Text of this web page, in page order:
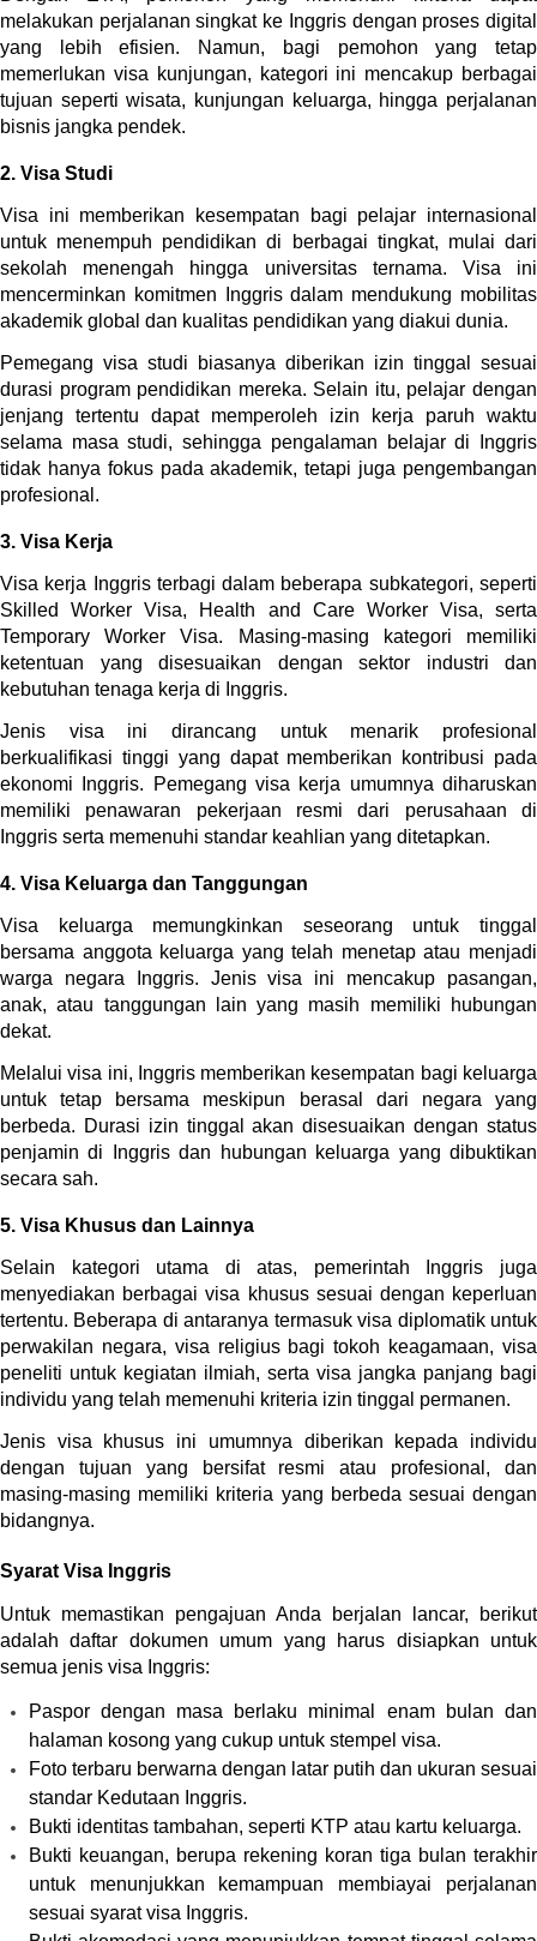
melakukan perjalanan singkat ke Inggris dengan proses digital
yang lebih efisien. Namun, bagi pemohon yang tetap
memerlukan visa kunjungan, kategori ini mencakup berbagai
tujuan seperti wisata, kunjungan keluarga, hingga perjalanan
bisnis jangka pendek.
2. Visa Studi
Visa ini memberikan kesempatan bagi pelajar internasional
untuk menempuh pendidikan di berbagai tingkat, mulai dari
sekolah menengah hingga universitas ternama. Visa ini
mencerminkan komitmen Inggris dalam mendukung mobilitas
akademik global dan kualitas pendidikan yang diakui dunia.
Pemegang visa studi biasanya diberikan izin tinggal sesuai
durasi program pendidikan mereka. Selain itu, pelajar dengan
jenjang tertentu dapat memperoleh izin kerja paruh waktu
selama masa studi, sehingga pengalaman belajar di Inggris
tidak hanya fokus pada akademik, tetapi juga pengembangan
profesional.
3. Visa Kerja
Visa kerja Inggris terbagi dalam beberapa subkategori, seperti
Skilled Worker Visa, Health and Care Worker Visa, serta
Temporary Worker Visa. Masing-masing kategori memiliki
ketentuan yang disesuaikan dengan sektor industri dan
kebutuhan tenaga kerja di Inggris.
Jenis visa ini dirancang untuk menarik profesional
berkualifikasi tinggi yang dapat memberikan kontribusi pada
ekonomi Inggris. Pemegang visa kerja umumnya diharuskan
memiliki penawaran pekerjaan resmi dari perusahaan di
Inggris serta memenuhi standar keahlian yang ditetapkan.
4. Visa Keluarga dan Tanggungan
Visa keluarga memungkinkan seseorang untuk tinggal
bersama anggota keluarga yang telah menetap atau menjadi
warga negara Inggris. Jenis visa ini mencakup pasangan,
anak, atau tanggungan lain yang masih memiliki hubungan
dekat.
Melalui visa ini, Inggris memberikan kesempatan bagi keluarga
untuk tetap bersama meskipun berasal dari negara yang
berbeda. Durasi izin tinggal akan disesuaikan dengan status
penjamin di Inggris dan hubungan keluarga yang dibuktikan
secara sah.
5. Visa Khusus dan Lainnya
Selain kategori utama di atas, pemerintah Inggris juga
menyediakan berbagai visa khusus sesuai dengan keperluan
tertentu. Beberapa di antaranya termasuk visa diplomatik untuk
perwakilan negara, visa religius bagi tokoh keagamaan, visa
peneliti untuk kegiatan ilmiah, serta visa jangka panjang bagi
individu yang telah memenuhi kriteria izin tinggal permanen.
Jenis visa khusus ini umumnya diberikan kepada individu
dengan tujuan yang bersifat resmi atau profesional, dan
masing-masing memiliki kriteria yang berbeda sesuai dengan
bidangnya.
Syarat Visa Inggris
Untuk memastikan pengajuan Anda berjalan lancar, berikut
adalah daftar dokumen umum yang harus disiapkan untuk
semua jenis visa Inggris:
Paspor dengan masa berlaku minimal enam bulan dan
halaman kosong yang cukup untuk stempel visa.
Foto terbaru berwarna dengan latar putih dan ukuran sesuai
standar Kedutaan Inggris.
Bukti identitas tambahan, seperti KTP atau kartu keluarga.
Bukti keuangan, berupa rekening koran tiga bulan terakhir
untuk menunjukkan kemampuan membiayai perjalanan
sesuai syarat visa Inggris.